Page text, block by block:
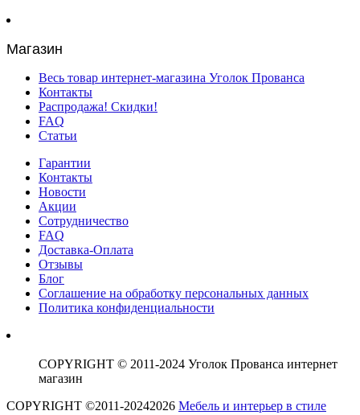
Магазин
Весь товар интернет-магазина Уголок Прованса
Контакты
Распродажа! Скидки!
FAQ
Статьи
Гарантии
Контакты
Новости
Акции
Сотрудничество
FAQ
Доставка-Оплата
Отзывы
Блог
Соглашение на обработку персональных данных
Политика конфиденциальности
COPYRIGHT © 2011-2024 Уголок Прованса интернет
магазин
COPYRIGHT ©2011-20242026 Мебель и интерьер в стиле